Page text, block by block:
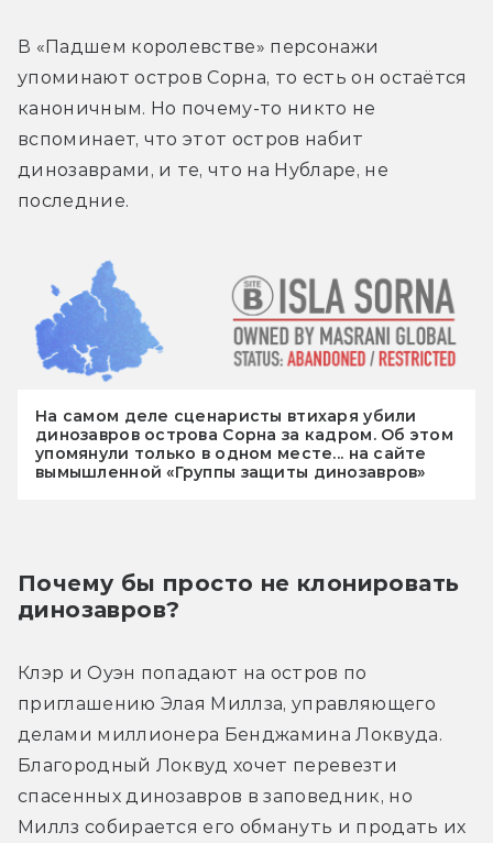
В «Падшем королевстве» персонажи
упоминают остров Сорна, то есть он остаётся
каноничным. Но почему-то никто не
вспоминает, что этот остров набит
динозаврами, и те, что на Нубларе, не
последние.
На самом деле сценаристы втихаря убили
динозавров острова Сорна за кадром. Об этом
упомянули только в одном месте... на сайте
вымышленной «Группы защиты динозавров»
Почему бы просто не клонировать
динозавров?
Клэр и Оуэн попадают на остров по
приглашению Элая Миллза, управляющего
делами миллионера Бенджамина Локвуда.
Благородный Локвуд хочет перевезти
спасенных динозавров в заповедник, но
Миллз собирается его обмануть и продать их